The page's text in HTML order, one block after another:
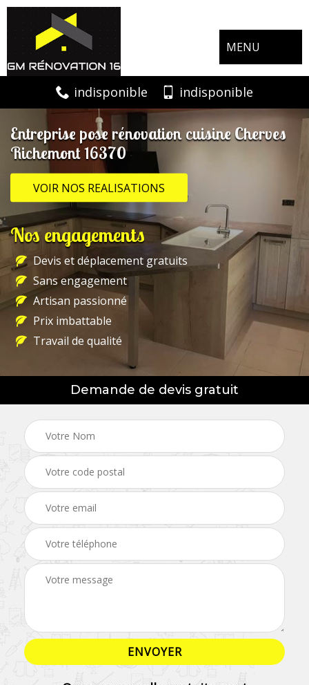
MENU
indisponible indisponible
Entreprise pose rénovation cuisine Cherves
Richemont 16370
VOIR NOS REALISATIONS
Nos engagements
Devis et déplacement gratuits
Sans engagement
Artisan passionné
Prix imbattable
Travail de qualité
Demande de devis gratuit